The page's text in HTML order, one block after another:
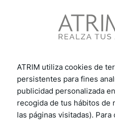
¡Haz clic aquí y comienza
Ver otros tutoriales
ATRIM utiliza cookies de
persistentes para fines
publicidad personalizada
recogida de tus hábitos de
las páginas visitadas).